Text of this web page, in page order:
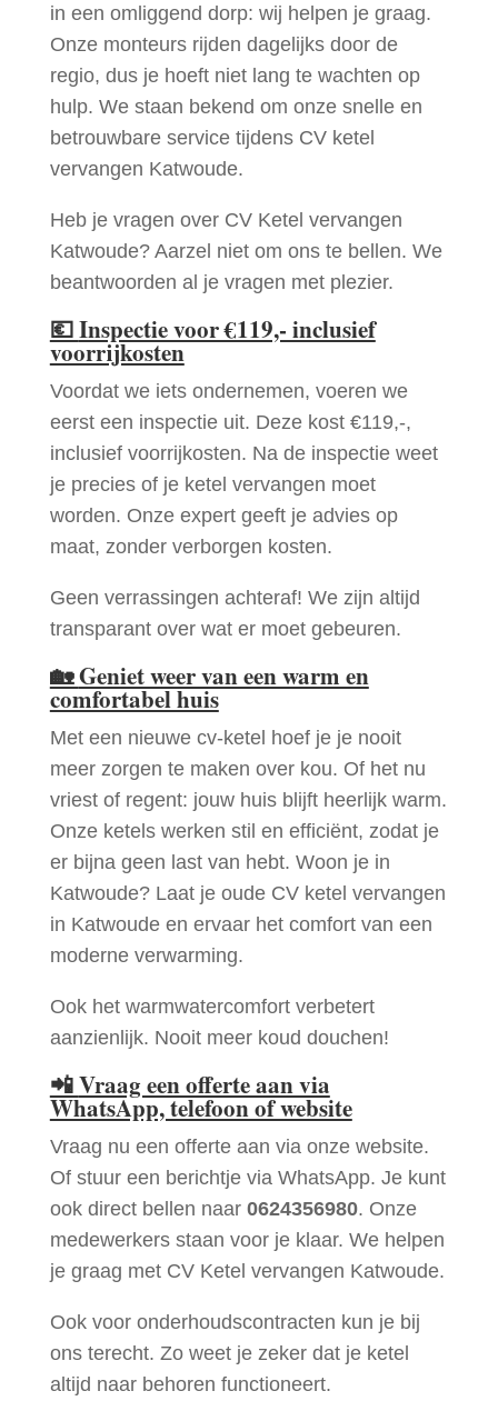
in een omliggend dorp: wij helpen je graag.
Onze monteurs rijden dagelijks door de
regio, dus je hoeft niet lang te wachten op
hulp. We staan bekend om onze snelle en
betrouwbare service tijdens CV ketel
vervangen Katwoude.
Heb je vragen over CV Ketel vervangen
Katwoude? Aarzel niet om ons te bellen. We
beantwoorden al je vragen met plezier.
💶Inspectie voor €119,- inclusief
voorrijkosten
Voordat we iets ondernemen, voeren we
eerst een inspectie uit. Deze kost €119,-,
inclusief voorrijkosten. Na de inspectie weet
je precies of je ketel vervangen moet
worden. Onze expert geeft je advies op
maat, zonder verborgen kosten.
Geen verrassingen achteraf! We zijn altijd
transparant over wat er moet gebeuren.
🏡Geniet weer van een warm en
comfortabel huis
Met een nieuwe cv-ketel hoef je je nooit
meer zorgen te maken over kou. Of het nu
vriest of regent: jouw huis blijft heerlijk warm.
Onze ketels werken stil en efficiënt, zodat je
er bijna geen last van hebt. Woon je in
Katwoude? Laat je oude CV ketel vervangen
in Katwoude en ervaar het comfort van een
moderne verwarming.
Ook het warmwatercomfort verbetert
aanzienlijk. Nooit meer koud douchen!
📲Vraag een offerte aan via
WhatsApp, telefoon of website
Vraag nu een offerte aan via onze website.
Of stuur een berichtje via WhatsApp. Je kunt
ook direct bellen naar 0624356980. Onze
medewerkers staan voor je klaar. We helpen
je graag met CV Ketel vervangen Katwoude.
Ook voor onderhoudscontracten kun je bij
ons terecht. Zo weet je zeker dat je ketel
altijd naar behoren functioneert.